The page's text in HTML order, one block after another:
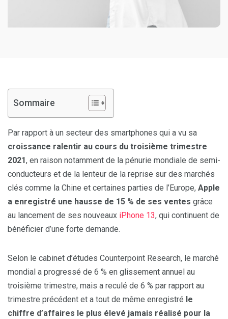
Sommaire
Par rapport à un secteur des smartphones qui a vu sa
croissance ralentir au cours du troisième trimestre
2021, en raison notamment de la pénurie mondiale de semi-
conducteurs et de la lenteur de la reprise sur des marchés
clés comme la Chine et certaines parties de l’Europe, Apple
a enregistré une hausse de 15 % de ses ventes grâce
au lancement de ses nouveaux iPhone 13, qui continuent de
bénéficier d’une forte demande.
Selon le cabinet d’études Counterpoint Research, le marché
mondial a progressé de 6 % en glissement annuel au
troisième trimestre, mais a reculé de 6 % par rapport au
trimestre précédent et a tout de même enregistré le
chiffre d’affaires le plus élevé jamais réalisé pour la